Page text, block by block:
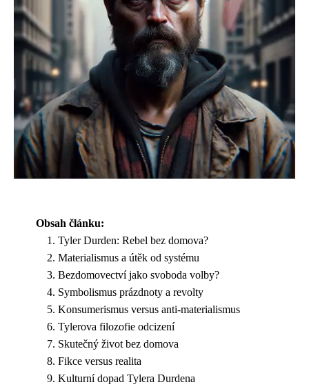
Obsah článku:
Tyler Durden: Rebel bez domova?
Materialismus a útěk od systému
Bezdomovectví jako svoboda volby?
Symbolismus prázdnoty a revolty
Konsumerismus versus anti-materialismus
Tylerova filozofie odcizení
Skutečný život bez domova
Fikce versus realita
Kulturní dopad Tylera Durdena